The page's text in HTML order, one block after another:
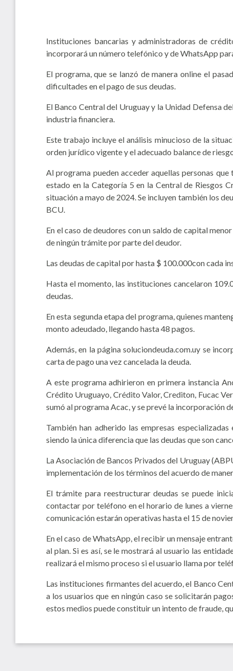
Instituciones bancarias y administradoras de
incorporará un número telefónico y de WhatsApp
El programa, que se lanzó de manera online el
dificultades en el pago de sus deudas.
El Banco Central del Uruguay y la Unidad Defensa
industria financiera.
Este trabajo incluye el análisis minucioso de la
orden jurídico vigente y el adecuado balance de
Al programa pueden acceder aquellas personas
estado en la Categoría 5 en la Central de Riesgos
situación a mayo de 2024. Se incluyen también los
BCU.
En el caso de deudores con un saldo de capital
de ningún trámite por parte del deudor.
Las deudas de capital por hasta $ 100.000con cada
Hasta el momento, las instituciones cancelaron
deudas.
En esta segunda etapa del programa, quienes
monto adeudado, llegando hasta 48 pagos.
Además, en la página soluciondeuda.com.uy se
carta de pago una vez cancelada la deuda.
A este programa adhirieron en primera instancia
Crédito Uruguayo, Crédito Valor, Crediton, Fucac
sumó al programa Acac, y se prevé la incorporación
También han adherido las empresas
siendo la única diferencia que las deudas que son
La Asociación de Bancos Privados del Uruguay
implementación de los términos del acuerdo de
El trámite para reestructurar deudas se puede
contactar por teléfono en el horario de lunes a
comunicación estarán operativas hasta el 15 de
En el caso de WhatsApp, el recibir un mensaje
al plan. Si es así, se le mostrará al usuario las
realizará el mismo proceso si el usuario llama por
Las instituciones firmantes del acuerdo, el Banco
a los usuarios que en ningún caso se solicitarán
estos medios puede constituir un intento de fraude,